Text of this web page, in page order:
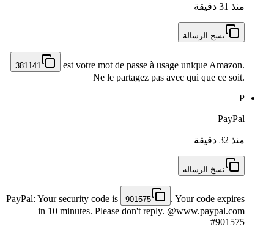
منذ 31 دقيقة
نسخ الرسالة
381141
est votre mot de passe à usage unique Amazon.
Ne le partagez pas avec qui que ce soit.
P
PayPal
منذ 32 دقيقة
نسخ الرسالة
PayPal: Your security code is 901575
. Your code expires
in 10 minutes. Please don't reply. @www.paypal.com
#901575